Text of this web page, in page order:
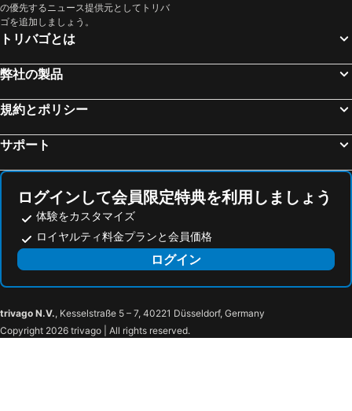
アルロンのホテル
Wanzeのホテル
Hélécineのホテル
Jodoigneのホテル
マルメディのホテル
Boussuのホテル
Cineyのホテル
Courcellesのホテル
の優先するニュース提供元としてトリバ
ゴを追加しましょう。
トリバゴとは
弊社の製品
規約とポリシー
サポート
ログインして会員限定特典を利用しましょう
体験をカスタマイズ
ロイヤルティ料金プランと会員価格
ログイン
trivago N.V., Kesselstraße 5 – 7, 40221 Düsseldorf, Germany
Copyright 2026 trivago | All rights reserved.